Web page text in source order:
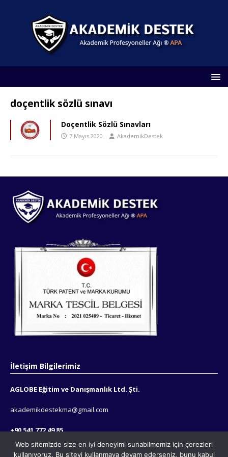
doçentlik sözlü sınavı
Doçentlik Sözlü Sınavları
7 Mayıs 2020 AkademikDestek
İletişim Bilgilerimiz
AGLOBE Eğitim ve Danışmanlık Ltd. Şti.
akademikdestekma@gmail.com
+90 541 772 49 85
+90 543 569 6147
Web sitemizde size en iyi deneyimi sunabilmemiz için çerezleri
kullanıyoruz. Bu siteyi kullanmaya devam ederseniz, bunu kabul